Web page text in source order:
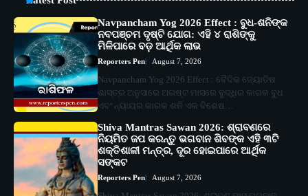
Navpancham Yog 2026 Effect : ବୁଧ-ଶନିଙ୍କ
ନବପଞ୍ଚମ ଦୃଷ୍ଟି ଯୋଗ: ଏହି ୪ ରାଶିଙ୍କୁ
ମିଳିପାରେ ବଡ଼ ଆର୍ଥିକ ଲାଭ
Reporters Pen August 7, 2026
Navpancham Yog 2026 Effect : ବୈଦିକ ଜ୍ୟୋତିଷ
ଶାସ୍ତ୍ର ଅନୁସାରେ ଅଗଷ୍ଟ ମାସରେ ବୁଦ୍ଧିର କାରକ ବୁଧ
ଏବଂ ନ୍ୟାୟର କାରକ ଶନି ଏକ ବିଶେଷ…
Shiva Mantras Sawan 2026: ଶ୍ରାବଣରେ
ନିୟମିତ ଜପ କରନ୍ତୁ ଭଗବାନ ଶିବଙ୍କ ଏହି ୩ଟି
ଶକ୍ତିଶାଳୀ ମନ୍ତ୍ର, ଦୂର ହୋଇପାରେ ଆର୍ଥିକ
ସଙ୍କଟ
Reporters Pen August 7, 2026